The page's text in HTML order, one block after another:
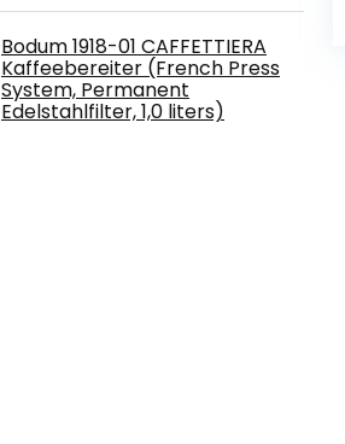
Bodum 1918-01 CAFFETTIERA
Kaffeebereiter (French Press
System, Permanent
Edelstahlfilter, 1,0 liters)